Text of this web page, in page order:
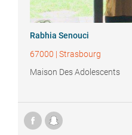
Rabhia Senouci
67000 | Strasbourg
Maison Des Adolescents